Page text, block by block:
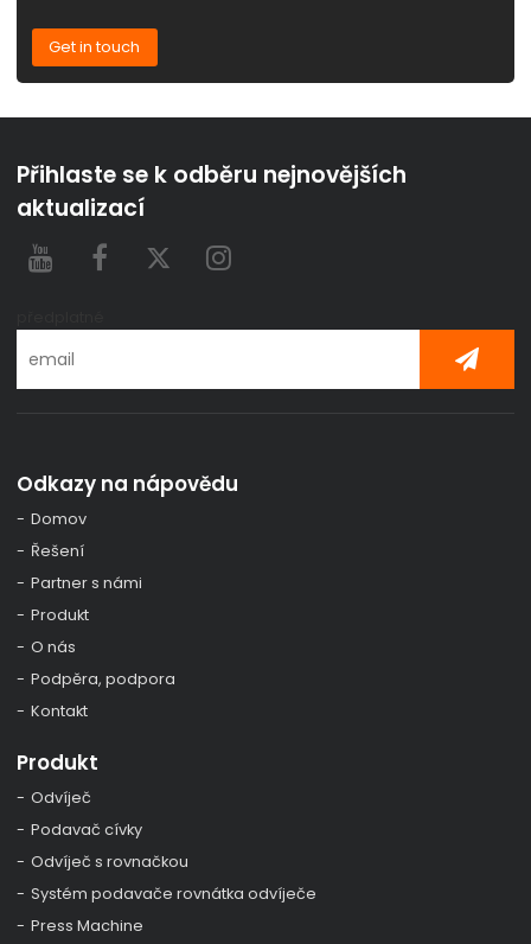
Get in touch
Přihlaste se k odběru nejnovějších
aktualizací
Odkazy na nápovědu
Domov
Řešení
Partner s námi
Produkt
O nás
Podpěra, podpora
Kontakt
Produkt
Odvíječ
Podavač cívky
Odvíječ s rovnačkou
Systém podavače rovnátka odvíječe
Press Machine